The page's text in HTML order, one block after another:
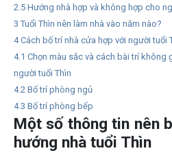
2.5 Hướng nhà hợp và không hợp cho
3 Tuổi Thìn nên làm nhà vào năm nào?
4 Cách bố trí nhà cửa hợp với người tuổi
4.1 Chọn màu sắc và cách bài trí không
người tuổi Thìn
4.2 Bố trí phòng ngủ
4.3 Bố trí phòng bếp
Một số thông tin nên
hướng nhà tuổi Thìn